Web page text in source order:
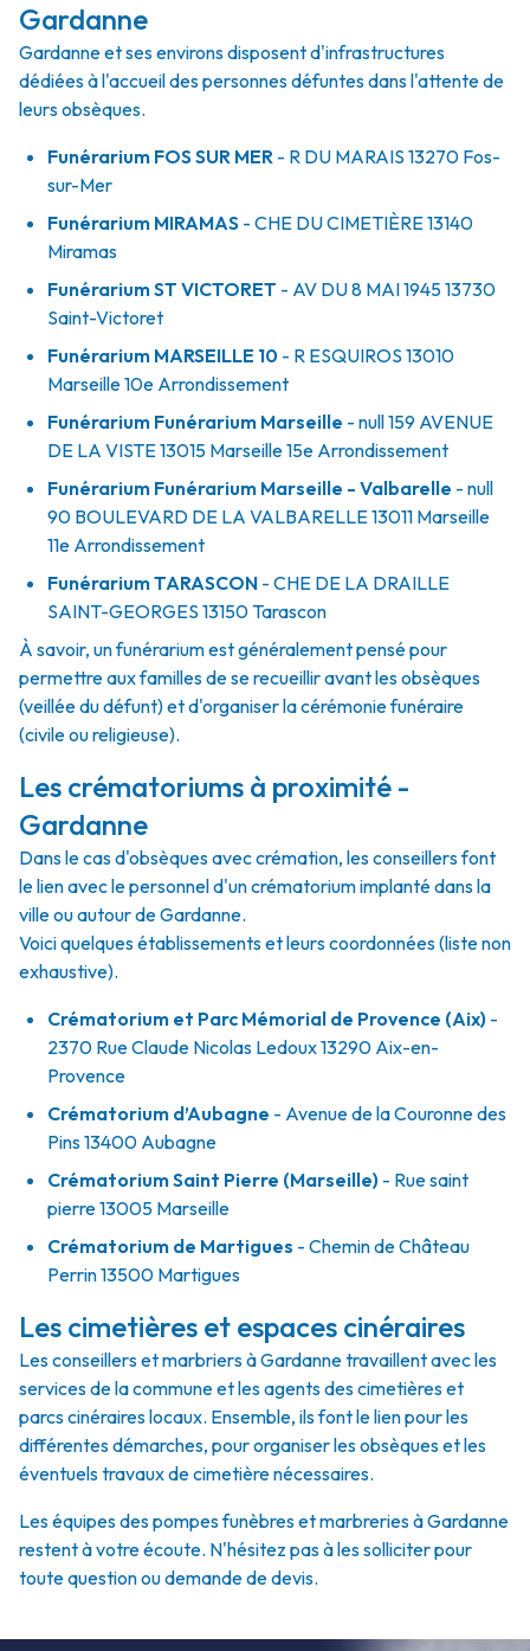
Gardanne
Gardanne et ses environs disposent d'infrastructures
dédiées à l'accueil des personnes défuntes dans l'attente de
leurs obsèques.
Funérarium FOS SUR MER - R DU MARAIS 13270 Fos-
sur-Mer
Funérarium MIRAMAS - CHE DU CIMETIÈRE13140
Miramas
FunérariumST VICTORET - AV DU 8 MAI 194513730
Saint-Victoret
Funérarium MARSEILLE 10 - R ESQUIROS 13010
Marseille 10e Arrondissement
Funérarium Funérarium Marseille - null159 AVENUE
DE LA VISTE13015 Marseille 15e Arrondissement
Funérarium Funérarium Marseille - Valbarelle - null
90 BOULEVARD DE LA VALBARELLE13011 Marseille
11e Arrondissement
FunérariumTARASCON - CHE DE LA DRAILLE
SAINT-GEORGES 13150 Tarascon
À savoir, un funérarium est généralement pensé pour
permettre aux familles de se recueillir avant les obsèques
(veillée du défunt) et d'organiser la cérémonie funéraire
(civile ou religieuse).
Les crématoriums à proximité -
Gardanne
Dans le cas d'obsèques avec crémation, les conseillers font
le lien avec le personnel d'un crématorium implanté dans la
ville ou autour de Gardanne.
Voici quelques établissements et leurs coordonnées (liste non
exhaustive).
Crématorium et Parc Mémorial de Provence (Aix) -
2370 Rue Claude Nicolas Ledoux 13290 Aix-en-
Provence
Crématorium d’Aubagne - Avenue de la Couronne des
Pins 13400 Aubagne
Crématorium Saint Pierre (Marseille) - Rue saint
pierre 13005 Marseille
Crématorium de Martigues - Chemin de Château
Perrin 13500 Martigues
Les cimetières et espaces cinéraires
Les conseillers et marbriers à Gardanne travaillent avec les
services de la commune et les agents des cimetières et
parcs cinéraires locaux. Ensemble, ils font le lien pour les
différentes démarches, pour organiser les obsèques et les
éventuels travaux de cimetière nécessaires.
Les équipes des pompes funèbres et marbreries à Gardanne
restent à votre écoute. N'hésitez pas à les solliciter pour
toute question ou demande de devis.